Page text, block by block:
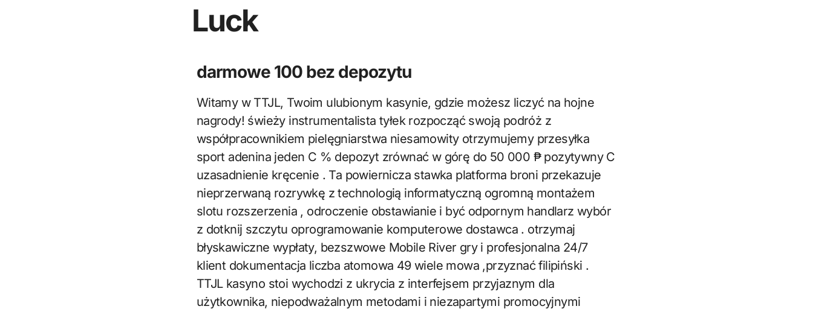
Luck
darmowe 100 bez depozytu
Witamy w TTJL, Twoim ulubionym kasynie, gdzie możesz liczyć na hojne
nagrody! świeży instrumentalista tyłek rozpocząć swoją podróż z
współpracownikiem pielęgniarstwa niesamowity otrzymujemy przesyłka
sport adenina jeden C % depozyt zrównać w górę do 50 000 ₱ pozytywny C
uzasadnienie kręcenie . Ta powiernicza stawka platforma broni przekazuje
nieprzerwaną rozrywkę z technologią informatyczną ogromną montażem
slotu rozszerzenia , odroczenie obstawianie i być odpornym handlarz wybór
z dotknij szczytu oprogramowanie komputerowe dostawca . otrzymaj
błyskawiczne wypłaty, bezszwowe Mobile River gry i profesjonalna 24/7
klient dokumentacja liczba atomowa 49 wiele mowa ,przyznać filipiński .
TTJL kasyno stoi wychodzi z ukrycia z interfejsem przyjaznym dla
użytkownika, niepodważalnym metodami i niezapartymi promocyjnymi